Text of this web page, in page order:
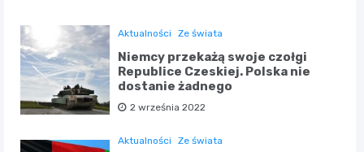
Aktualności Ze świata
Niemcy przekażą swoje czołgi
Republice Czeskiej. Polska nie
dostanie żadnego
2 września 2022
Aktualności Ze świata